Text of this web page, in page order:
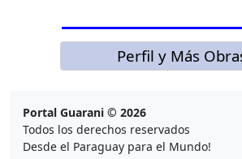
Perfil y Más
Portal Guarani © 2026
Todos los derechos reservados
Desde el Paraguay para el Mundo!